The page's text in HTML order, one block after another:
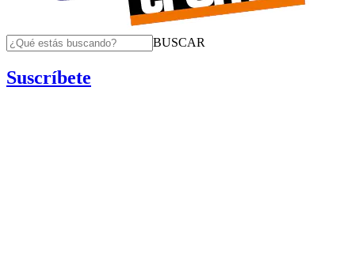
BUSCAR
Suscríbete